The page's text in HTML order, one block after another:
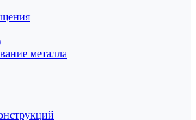
металла